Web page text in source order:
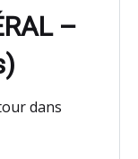
–
dans